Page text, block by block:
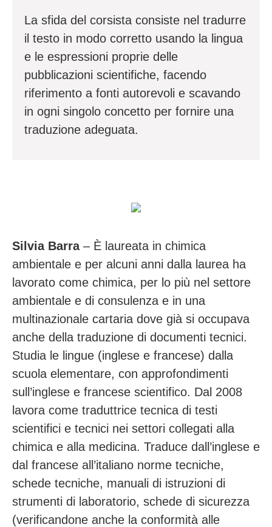
La sfida del corsista consiste nel tradurre
il testo in modo corretto usando la lingua
e le espressioni proprie delle
pubblicazioni scientifiche, facendo
riferimento a fonti autorevoli e scavando
in ogni singolo concetto per fornire una
traduzione adeguata.
Silvia Barra – È laureata in chimica
ambientale e per alcuni anni dalla laurea ha
lavorato come chimica, per lo più nel settore
ambientale e di consulenza e in una
multinazionale cartaria dove già si occupava
anche della traduzione di documenti tecnici.
Studia le lingue (inglese e francese) dalla
scuola elementare, con approfondimenti
sull’inglese e francese scientifico. Dal 2008
lavora come traduttrice tecnica di testi
scientifici e tecnici nei settori collegati alla
chimica e alla medicina. Traduce dall’inglese e
dal francese all’italiano norme tecniche,
schede tecniche, manuali di istruzioni di
strumenti di laboratorio, schede di sicurezza
(verificandone anche la conformità alle